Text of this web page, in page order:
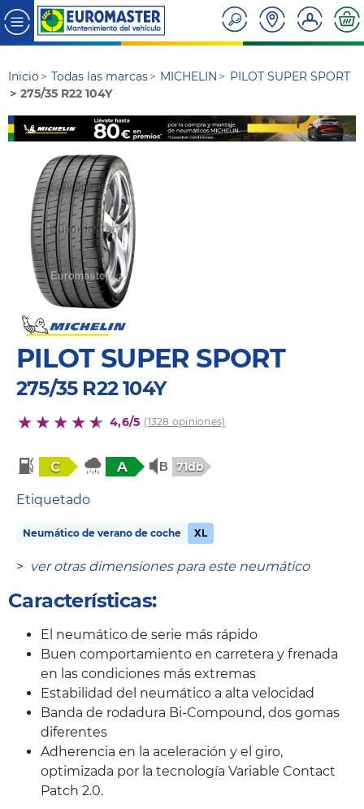
Inicio Todas las marcas MICHELIN
PILOT SUPER SPORT
275/35 R22 104Y
PILOT SUPER SPORT
275/35 R22 104Y
4,6/5 (1328 opiniones)
C A 71db
Etiquetado
Neumático de verano de coche XL
> ver otras dimensiones para este neumático
Características:
El neumático de serie más rápido
Buen comportamiento en carretera y frenada
en las condiciones más extremas
Estabilidad del neumático a alta velocidad
Banda de rodadura Bi-Compound, dos gomas
diferentes
Adherencia en la aceleración y el giro,
optimizada por la tecnología Variable Contact
Patch 2.0.